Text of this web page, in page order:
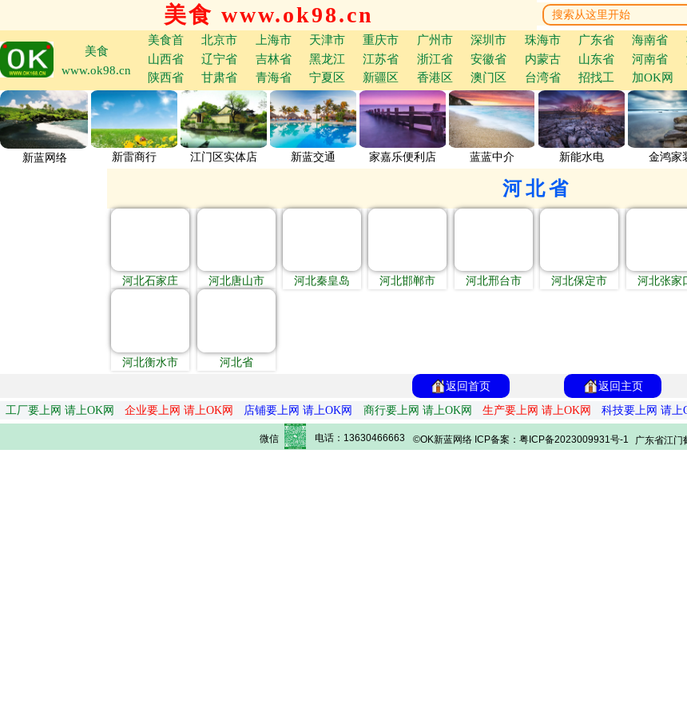
美食 www.ok98.cn
美食
www.ok98.cn
美食首 北京市 上海市 天津市 重庆市 广州市 深圳市 珠海市 广东省 海南省
山西省
辽宁省 吉林省 黑龙江 江苏省 浙江省 安徽省 内蒙古 山东省 河南省
陕西省
甘肃省 青海省 宁夏区 新疆区 香港区 澳门区 台湾省 招找工 加OK网
新蓝网络 新雷商行 江门区实体店 新蓝交通 家嘉乐便利店 蓝蓝中介 新能水电 金鸿家
河北省
河北石家庄 河北唐山市 河北秦皇岛 河北邯郸市 河北邢台市 河北保定市 河北张家
河北衡水市
河北省
返回首页
返回主页
工厂要上网 请上OK网
企业要上网 请上OK网 店铺要上网 请上OK网 商行要上网 请上OK网 生产要上网 请上OK网 科技要上网 请上
微信 电话：13630466663 ©OK新蓝网络 ICP备案：粤ICP备2023009931号-1 广东省江门